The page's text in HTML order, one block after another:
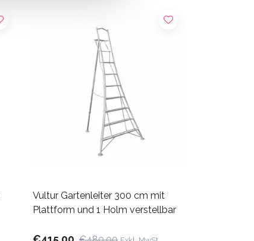
Vultur Gartenleiter 300 cm mit
Plattform und 1 Holm verstellbar